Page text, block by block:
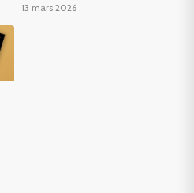
13 mars 2026